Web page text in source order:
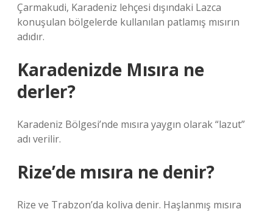
Çarmakudi, Karadeniz lehçesi dışındaki Lazca
konuşulan bölgelerde kullanılan patlamış mısırın
adıdır.
Karadenizde Mısıra ne
derler?
Karadeniz Bölgesi’nde mısıra yaygın olarak “lazut”
adı verilir.
Rize’de mısıra ne denir?
Rize ve Trabzon’da koliva denir. Haşlanmış mısıra